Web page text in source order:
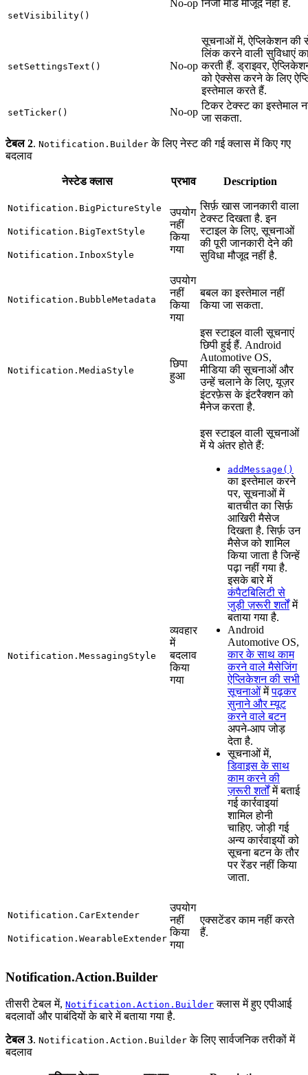
setVisibility()
No-op निजी मोड मौजूद नहीं है.
setSettingsText() No-op
सूचनाओं में, ऐप्लिकेशन की
लिंक करने वाली सुविधाएं
करती हैं. ड्राइवर,
को ऐक्सेस करने के लिए
इस्तेमाल करते हैं.
setTicker() No-op
टिकर टेक्स्ट का इस्तेमाल
जा सकता.
टेबल 2. Notification.Builder के लिए नेस्ट की गई क्लास में किए गए
बदलाव
नेस्टेड क्लास प्रभाव Description
Notification.BigPictureStyle
Notification.BigTextStyle
Notification.InboxStyle
उपयोग
नहीं
किया
गया
सिर्फ़ खास जानकारी वाला
टेक्स्ट दिखता है. इन
स्टाइल के लिए, सूचनाओं
की पूरी जानकारी देने की
सुविधा मौजूद नहीं है.
Notification.BubbleMetadata
उपयोग
नहीं
किया
गया
बबल का इस्तेमाल नहीं
किया जा सकता.
Notification.MediaStyle
छिपा
हुआ
इस स्टाइल वाली सूचनाएं
छिपी हुई हैं. Android
Automotive OS,
मीडिया की सूचनाओं और
उन्हें चलाने के लिए, यूज़र
इंटरफ़ेस के इंटरैक्शन को
मैनेज करता है.
Notification.MessagingStyle
व्यवहार
में
बदलाव
किया
गया
इस स्टाइल वाली सूचनाओं
में ये अंतर होते हैं:
addMessage()
का इस्तेमाल करने
पर, सूचनाओं में
बातचीत का सिर्फ़
आखिरी मैसेज
दिखता है. सिर्फ़ उन
मैसेज को शामिल
किया जाता है जिन्हें
पढ़ा नहीं गया है.
इसके बारे में
कंपैटबिलिटी से
जुड़ी ज़रूरी शर्तोंमें
बताया गया है.
Android
Automotive OS,
कार के साथ काम
करने वाले मैसेजिंग
ऐप्लिकेशन की सभी
सूचनाओंमेंपढ़कर
सुनाने और म्यूट
करने वाले बटन
अपने-आप जोड़
देता है.
सूचनाओं में,
डिवाइस के साथ
काम करने की
ज़रूरी शर्तोंमें बताई
गई कार्रवाइयां
शामिल होनी
चाहिए. जोड़ी गई
अन्य कार्रवाइयों को
सूचना बटन के तौर
पर रेंडर नहीं किया
जाता.
Notification.CarExtender
Notification.WearableExtender
उपयोग
नहीं
किया
गया
एक्सटेंडर काम नहीं करते
हैं.
Notification.Action.Builder
तीसरी टेबल में, Notification.Action.Builder क्लास में हुए एपीआई
बदलावों और पाबंदियों के बारे में बताया गया है.
टेबल 3. Notification.Action.Builder के लिए सार्वजनिक तरीकों में
बदलाव